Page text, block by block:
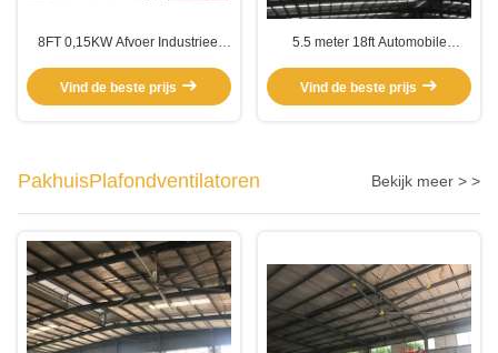
8FT 0,15KW Afvoer Industrieel
Vind de beste prijs
5.5 meter 18ft Automobile
Plafondventilator
Vind de beste prijs
PakhuisPlafondventilatoren Bekijk meer > >